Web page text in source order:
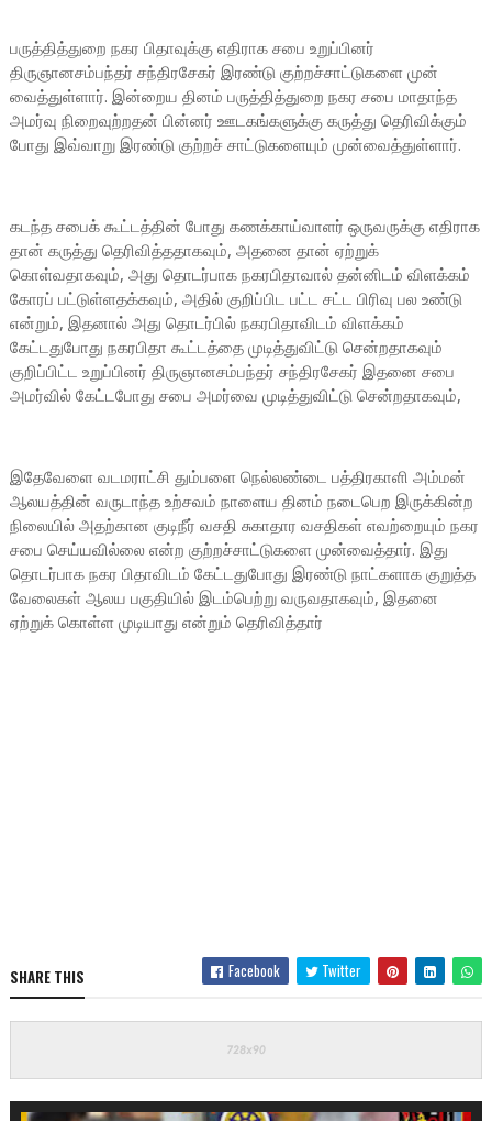
பருத்தித்துறை நகர பிதாவுக்கு எதிராக சபை உறுப்பினர்
திருஞானசம்பந்தர் சந்திரசேகர் இரண்டு குற்றச்சாட்டுகளை முன்
வைத்துள்ளார். இன்றைய தினம் பருத்தித்துறை நகர சபை மாதாந்த
அமர்வு நிறைவுற்றதன் பின்னர் ஊடகங்களுக்கு கருத்து தெரிவிக்கும்
போது இவ்வாறு இரண்டு குற்றச் சாட்டுகளையும் முன்வைத்துள்ளார்.
கடந்த சபைக் கூட்டத்தின் போது கணக்காய்வாளர் ஒருவருக்கு எதிராக
தான் கருத்து தெரிவித்ததாகவும், அதனை தான் ஏற்றுக்
கொள்வதாகவும், அது தொடர்பாக நகரபிதாவால் தன்னிடம் விளக்கம்
கோரப் பட்டுள்ளதக்கவும், அதில் குறிப்பிட பட்ட சட்ட பிரிவு பல உண்டு
என்றும், இதனால் அது தொடர்பில் நகரபிதாவிடம் விளக்கம்
கேட்டதுபோது நகரபிதா கூட்டத்தை முடித்துவிட்டு சென்றதாகவும்
குறிப்பிட்ட உறுப்பினர் திருஞானசம்பந்தர் சந்திரசேகர் இதனை சபை
அமர்வில் கேட்டபோது சபை அமர்வை முடித்துவிட்டு சென்றதாகவும்,
இதேவேளை வடமராட்சி தும்பளை நெல்லண்டை பத்திரகாளி அம்மன்
ஆலயத்தின் வருடாந்த உற்சவம் நாளைய தினம் நடைபெற இருக்கின்ற
நிலையில் அதற்கான குடிநீர் வசதி சுகாதார வசதிகள் எவற்றையும் நகர
சபை செய்யவில்லை என்ற குற்றச்சாட்டுகளை முன்வைத்தார். இது
தொடர்பாக நகர பிதாவிடம் கேட்டதுபோது இரண்டு நாட்களாக குறுத்த
வேலைகள் ஆலய பகுதியில் இடம்பெற்று வருவதாகவும், இதனை
ஏற்றுக் கொள்ள முடியாது என்றும் தெரிவித்தார்
SHARE THIS Facebook Twitter